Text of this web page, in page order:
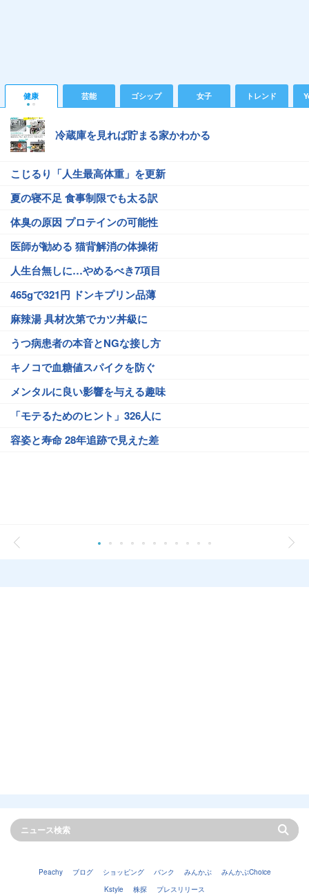
健康 芸能 ゴシップ 女子 トレンド
冷蔵庫を見れば貯まる家かわかる
こじるり「人生最高体重」を更新
夏の寝不足 食事制限でも太る訳
体臭の原因 プロテインの可能性
医師が勧める 猫背解消の体操術
人生台無しに…やめるべき7項目
465gで321円 ドンキプリン品薄
麻辣湯 具材次第でカツ丼級に
うつ病患者の本音とNGな接し方
キノコで血糖値スパイクを防ぐ
メンタルに良い影響を与える趣味
「モテるためのヒント」326人に
容姿と寿命 28年追跡で見えた差
Peachy ブログ ショッピング バンク みんかぶ
みんかぶChoice
Kstyle
株探 プレスリリース